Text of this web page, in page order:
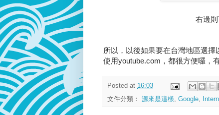
右邊
所以，以後如果要在台灣地區選
使用youtube.com，都很方便囉，
Posted at 16:03
文件分類： 源來是這樣, Google,